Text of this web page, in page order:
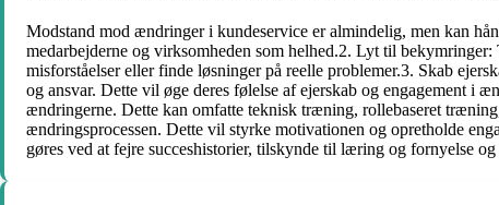
Modstand mod ændringer i kundeservice er almindelig, men kan
medarbejderne og virksomheden som helhed.2. Lyt til
misforståelser eller finde løsninger på reelle problemer.3. Skab
og ansvar. Dette vil øge deres følelse af ejerskab og engagement i
ændringerne. Dette kan omfatte teknisk træning, rollebaseret
ændringsprocessen. Dette vil styrke motivationen og opretholde
gøres ved at fejre succeshistorier, tilskynde til læring og fornyelse